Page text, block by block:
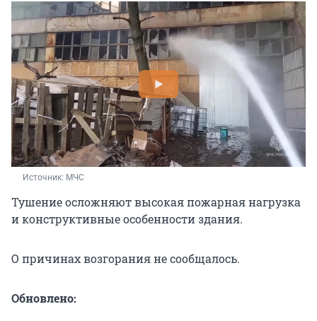
Источник: МЧС
Тушение осложняют высокая пожарная нагрузка
и конструктивные особенности здания.
О причинах возгорания не сообщалось.
Обновлено: